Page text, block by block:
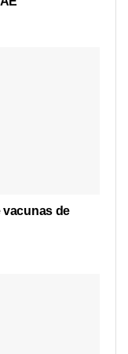
vacunas de